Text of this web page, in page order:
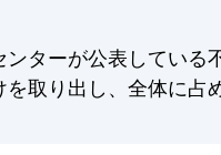
ターが公表している
取り出し、全体に占